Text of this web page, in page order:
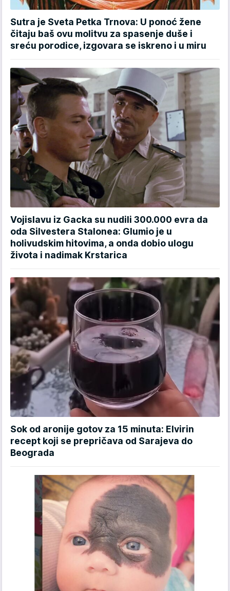
Sutra je Sveta Petka Trnova: U ponoć žene
čitaju baš ovu molitvu za spasenje duše i
sreću porodice, izgovara se iskreno i u miru
Vojislavu iz Gacka su nudili 300.000 evra da
oda Silvestera Stalonea: Glumio je u
holivudskim hitovima, a onda dobio ulogu
života i nadimak Krstarica
Sok od aronije gotov za 15 minuta: Elvirin
recept koji se prepričava od Sarajeva do
Beograda